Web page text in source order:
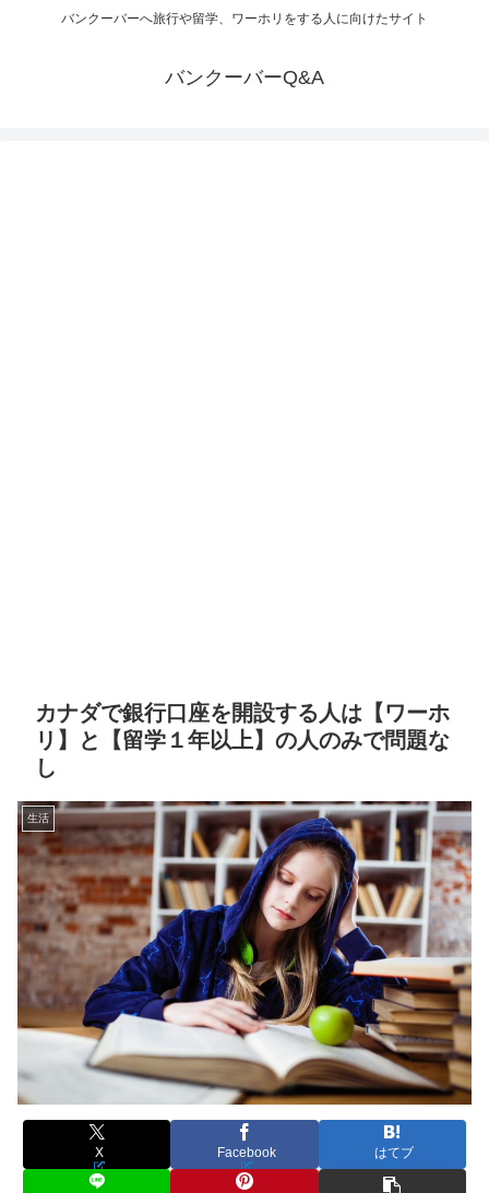
バンクーバーへ旅行や留学、ワーホリをする人に向けたサイト
バンクーバーQ&A
カナダで銀行口座を開設する人は【ワーホ
リ】と【留学１年以上】の人のみで問題な
し
生活
X Facebook はてブ